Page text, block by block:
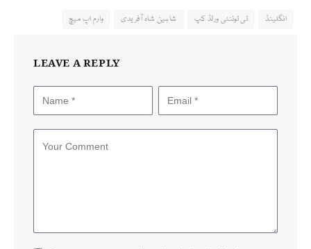
انگلینڈ ٹی ٹوئنٹی ورلڈ کپ شاہین شاہ آفریدی وارم اپ میچ
LEAVE A REPLY